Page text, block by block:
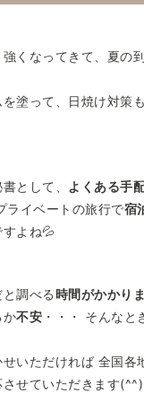
くなってきて、夏の
塗って、日焼け対策
として、 よくある手
ライベートの旅行で宿
よね💦
調べる時間がかかり
か不安 ・・・ そんなと
いただければ 全国各
せていただきます(^^)